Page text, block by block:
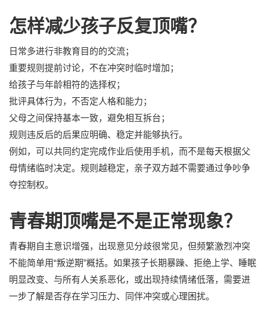
怎样减少孩子反复顶嘴？
日常多进行非教育目的的交流；
重要规则提前讨论，不在冲突时临时增加；
给孩子与年龄相符的选择权；
批评具体行为，不否定人格和能力；
父母之间保持基本一致，避免相互拆台；
规则违反后的后果应明确、稳定并能够执行。
例如，可以共同约定完成作业后使用手机，而不是每天根据父
母情绪临时决定。规则越稳定，亲子双方越不需要通过争吵争
夺控制权。
青春期顶嘴是不是正常现象？
青春期自主意识增强，出现意见分歧很常见，但频繁激烈冲突
不能简单用“叛逆期”概括。如果孩子长期暴躁、拒绝上学、睡眠
明显改变、与所有人关系恶化，或出现持续情绪低落，需要进
一步了解是否存在学习压力、同伴冲突或心理困扰。